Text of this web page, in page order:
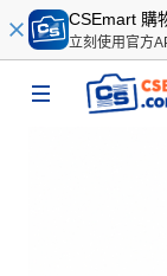
CSEmart 購
立刻使用官方